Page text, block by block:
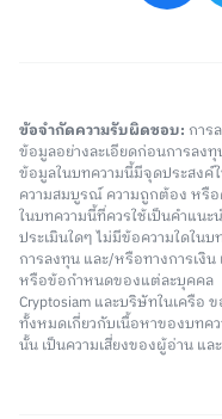
ข้อจำกัดความรับผิดชอบ: การ
ข้อมูลอย่างละเอียดก่อนการลง
ข้อมูลในบทความนี้มีจุดประสงค์
ความสมบูรณ์ ความถูกต้อง หรือ
ในบทความนี้ที่ควรใช้เป็นคำแน
ประเมินใดๆ ไม่มีข้อความใดใน
การลงทุน และ/หรือทางการเงิ
หรือข้อกำหนดของแต่ละบุคคล
Cryptosiam และบริษัทในเครือ
ทั้งหมดเกี่ยวกับเนื้อหาของบทค
นั้น เป็นความเสี่ยงของผู้อ่าน แล